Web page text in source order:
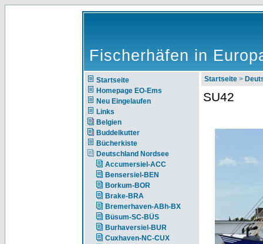
Fischerhäfen in
Startseite
Homepage EO-Ems
Neu Eingelaufen
Links
Belgien
Buddelkutter
Bücherkiste
Deutschland Nordsee
Accumersiel-ACC
Bensersiel-BEN
Borkum-BOR
Brake-BRA
Bremerhaven-ABh-BX
Büsum-SC-BÜS
Burhaversiel-BUR
Cuxhaven-NC-CUX
Startseite >
SU42